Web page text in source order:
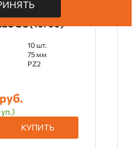
PZ2 х 75мм
60)
10 шт.
75 мм
PZ2
КУПИТЬ